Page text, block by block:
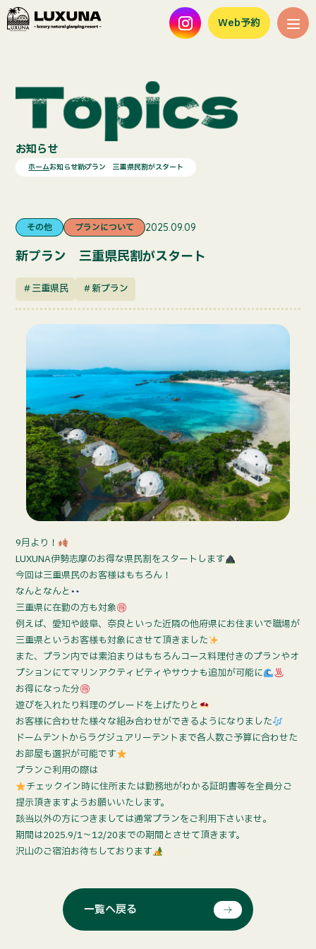
Web予約
お知らせ
ホームお知らせ新プラン 三重県民割がスタート
その他 プランについて 2025.09.09
新プラン 三重県民割がスタート
＃三重県民 ＃新プラン
9月より！
LUXUNA伊勢志摩のお得な県民割をスタートします
今回は三重県民のお客様はもちろん！
なんとなんと
三重県に在勤の方も対象
例えば、愛知や岐阜、奈良といった近隣の他府県にお住まいで職場が
三重県というお客様も対象にさせて頂きました
また、プラン内では素泊まりはもちろんコース料理付きのプランやオ
プションにてマリンアクティビティやサウナも追加が可能に
お得になった分
遊びを入れたり料理のグレードを上げたりと
お客様に合わせた様々な組み合わせができるようになりました
ドームテントからラグジュアリーテントまで各人数ご予算に合わせた
お部屋も選択が可能です
プランご利用の際は
チェックイン時に住所または勤務地がわかる証明書等を全員分ご
提示頂きますようお願いいたします。
該当以外の方につきましては通常プランをご利用下さいませ。
期間は2025.9/1〜12/20までの期間とさせて頂きます。
沢山のご宿泊お待ちしております
一覧へ戻る